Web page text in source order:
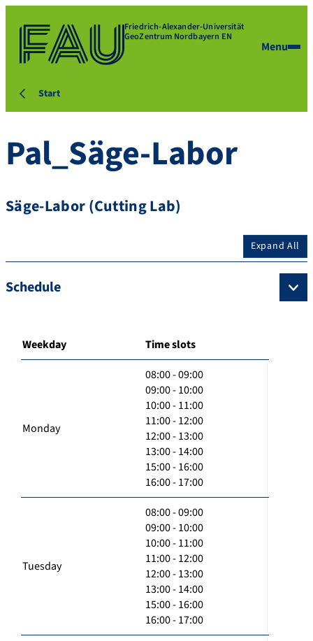
Friedrich-Alexander-Universität
GeoZentrum Nordbayern EN
Menu
Start
Pal_Säge-Labor
Säge-Labor (Cutting Lab)
Expand All
Schedule
Weekday Time slots
Monday
08:00 - 09:00
09:00 - 10:00
10:00 - 11:00
11:00 - 12:00
12:00 - 13:00
13:00 - 14:00
15:00 - 16:00
16:00 - 17:00
Tuesday
08:00 - 09:00
09:00 - 10:00
10:00 - 11:00
11:00 - 12:00
12:00 - 13:00
13:00 - 14:00
15:00 - 16:00
16:00 - 17:00